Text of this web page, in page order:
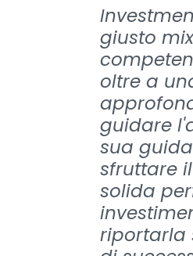
giusto
oltre a
guidare
sua
sfruttare
solida
riportarla